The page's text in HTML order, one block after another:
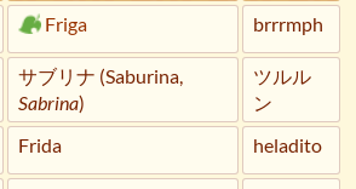
Friga brrrmph
サブリナ (Saburina,
Sabrina)
ツルル
ン
Frida heladito